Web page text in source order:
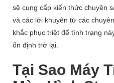
sẽ cung cấp kiến thức chuyên
và các lời khuyên từ các
khắc phục triệt để tình trạng
ổn định trở lại.
Tại Sao Máy